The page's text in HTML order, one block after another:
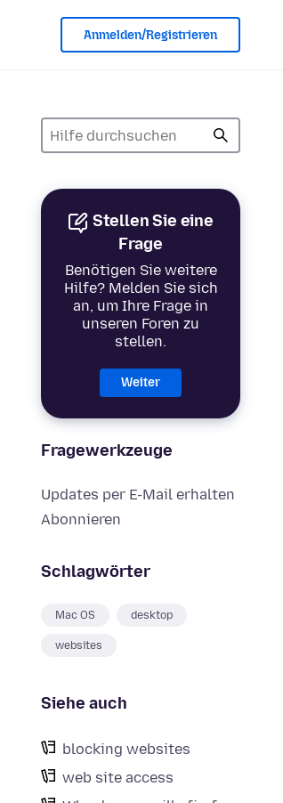
Anmelden/Registrieren
Stellen Sie eine
Frage
Benötigen Sie weitere
Hilfe? Melden Sie sich
an, um Ihre Frage in
unseren Foren zu
stellen.
Weiter
Fragewerkzeuge
Updates per E-Mail erhalten
Abonnieren
Schlagwörter
Mac OS desktop
websites
Siehe auch
blocking websites
web site access